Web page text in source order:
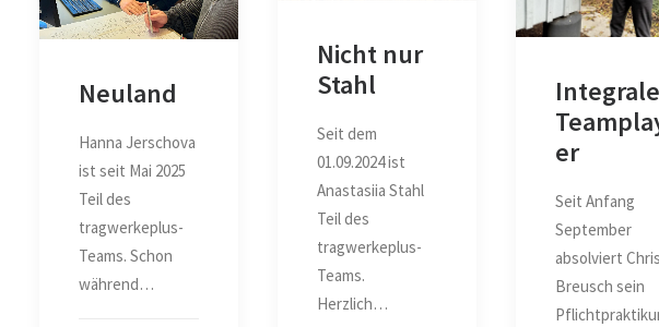
Neuland
Hanna Jerschova
ist seit Mai 2025
Teil des
tragwerkeplus-
Teams. Schon
während…
Nicht nur
Stahl
Seit dem
01.09.2024 ist
Anastasiia Stahl
Teil des
tragwerkeplus-
Teams.
Herzlich…
er
Seit Anfang
September
absolviert Chris
Breusch sein